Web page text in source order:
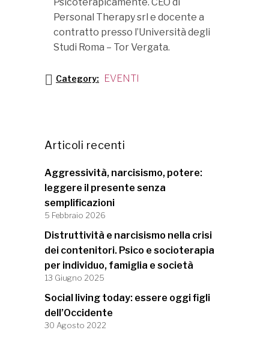
Personal Therapy srl e docente a
contratto presso l’Università degli
Studi Roma – Tor Vergata.
Category: EVENTI
Articoli recenti
Aggressività, narcisismo, potere:
leggere il presente senza
semplificazioni
5 Febbraio 2026
Distruttività e narcisismo nella crisi
dei contenitori. Psico e socioterapia
per individuo, famiglia e società
13 Giugno 2025
Social living today: essere oggi figli
dell’Occidente
30 Agosto 2022